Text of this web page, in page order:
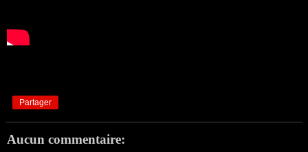
Partager
Aucun commentaire: